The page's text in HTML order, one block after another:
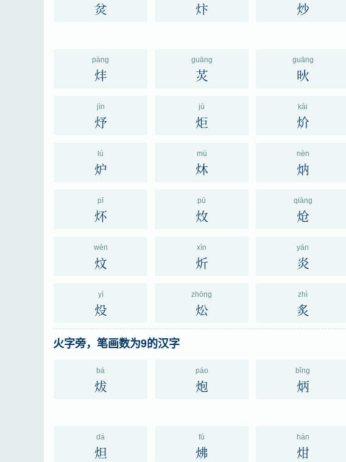
炃 炞 炒
pàng
炐
guāng
炗
guāng
炚
jìn
㶦
jù
炬
kài
炌
lú
炉
mù
炑
nèn
㶧
pī
炋
pū
炇
qiàng
炝
wén
炆
xìn
炘
yán
炎
yì
炈
zhōng
炂
zhì
炙
火字旁，笔画数为9的汉字
bá
炦
páo
炮
bǐng
炳
dá
炟
fú
炥
hán
㶰